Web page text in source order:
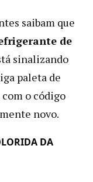
saibam que
de
sinalizando
paleta de
o código
novo.
DA